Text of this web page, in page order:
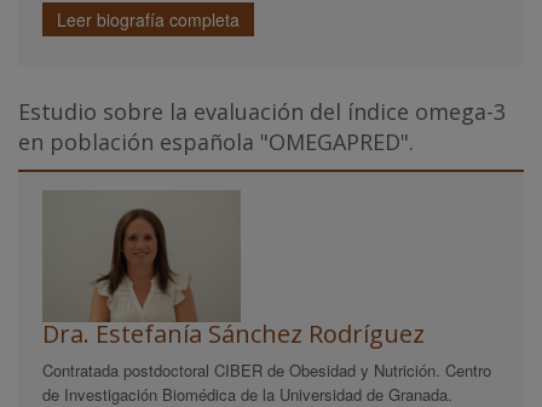
Leer biografía completa
Estudio sobre la evaluación del índice omega-3
en población española "OMEGAPRED".
Dra. Estefanía Sánchez Rodríguez
Contratada postdoctoral CIBER de Obesidad y Nutrición. Centro
de Investigación Biomédica de la Universidad de Granada.